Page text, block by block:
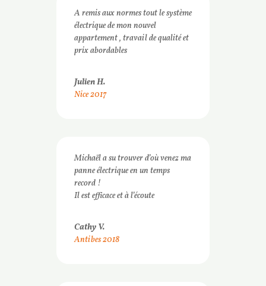
A remis aux normes tout le système
électrique de mon nouvel
appartement , travail de qualité et
prix abordables
Julien H.
Nice 2017
Michaël a su trouver d’où venez ma
panne électrique en un temps
record !
Il est efficace et à l’écoute
Cathy V.
Antibes 2018